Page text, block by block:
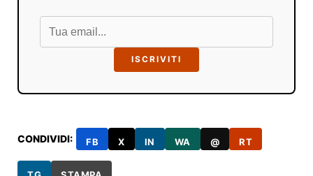
ISCRIVITI
CONDIVIDI: FB X IN WA @ RT